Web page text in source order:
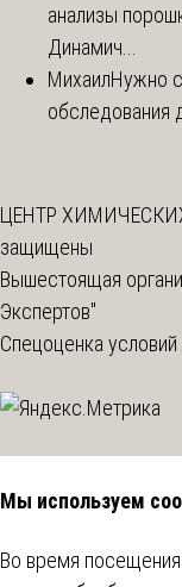
анализы
Динамич...
МихаилНужно
обследования
ЦЕНТР
защищены
Вышестоящая
Экспертов"
Спецоценка условий
Мы используем
Во время посещения